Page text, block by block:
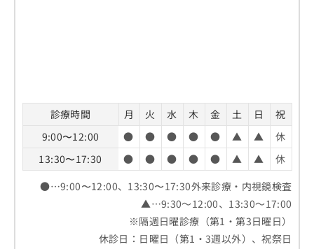
診療時間 月 火 水 木 金 土 日
祝
9:00〜12:00
● ● ● ● ● ▲ ▲
休
13:30〜17:30
● ● ● ● ● ▲ ▲
休
●…9:00〜12:00、13:30〜17:30外来診療・内視鏡検査
▲…9:30～12:00、13:30～17:00
※隔週日曜診療（第1・第3日曜日）
休診日：日曜日（第1・3週以外）、祝祭日